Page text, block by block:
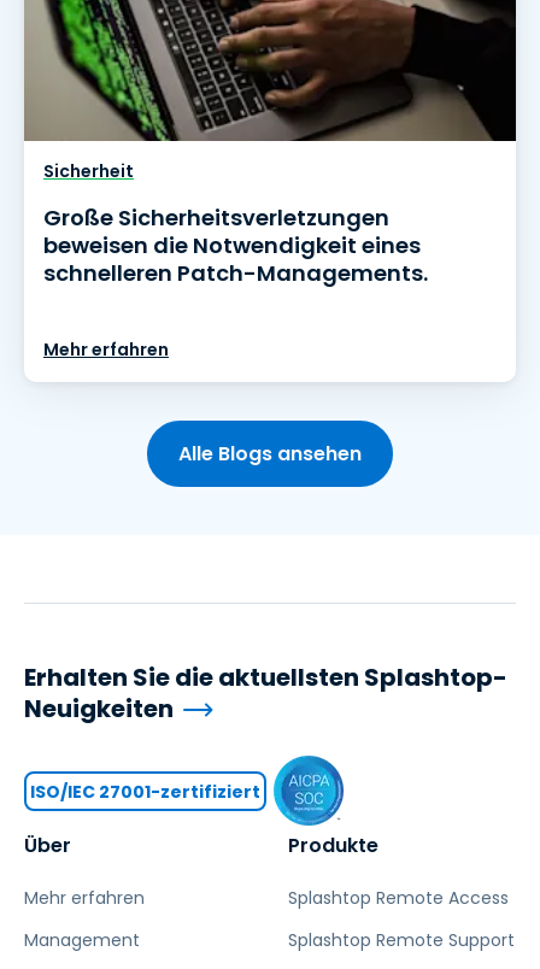
Sicherheit
Große Sicherheitsverletzungen
beweisen die Notwendigkeit eines
schnelleren Patch-Managements.
Mehr erfahren
Alle Blogs ansehen
Über
Mehr erfahren
Management
Produkte
Splashtop Remote Access
Splashtop Remote Support
Erhalten Sie die aktuellsten Splashtop-
Neuigkeiten
ISO/IEC 27001-zertifiziert